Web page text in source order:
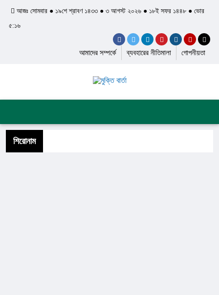
আজঃ সোমবার ● ১৯শে শ্রাবণ ১৪৩৩ ● ৩ আগস্ট ২০২৬ ● ১৮ই সফর ১৪৪৮ ● ভোর
৫:১৬
আমাদের সম্পর্কে ব্যবহারের নীতিমালা গোপনীয়তা
অপরাধ
শিরোনাম